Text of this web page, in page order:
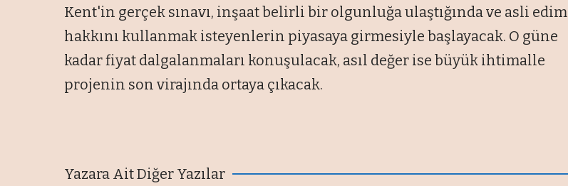
Kent'in gerçek sınavı, inşaat belirli bir olgunluğa ulaştığında ve asli edim
hakkını kullanmak isteyenlerin piyasaya girmesiyle başlayacak. O güne
kadar fiyat dalgalanmaları konuşulacak, asıl değer ise büyük ihtimalle
projenin son virajında ortaya çıkacak.
Yazara Ait Diğer Yazılar